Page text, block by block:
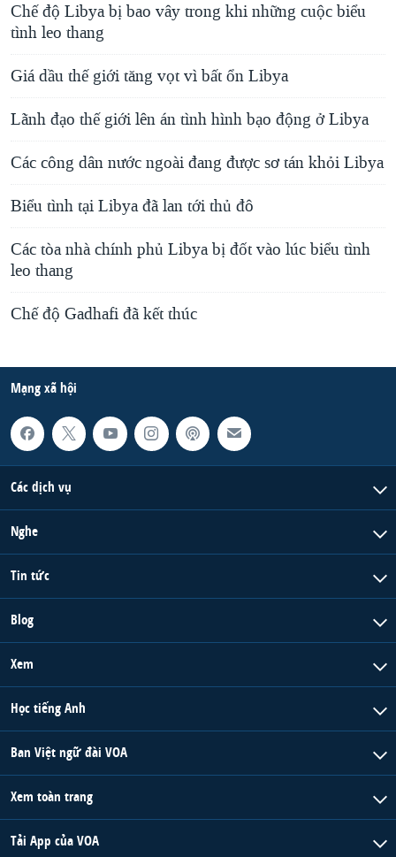
Chế độ Libya bị bao vây trong khi những cuộc biểu
tình leo thang
Giá dầu thế giới tăng vọt vì bất ổn Libya
Lãnh đạo thế giới lên án tình hình bạo động ở Libya
Các công dân nước ngoài đang được sơ tán khỏi Libya
Biểu tình tại Libya đã lan tới thủ đô
Các tòa nhà chính phủ Libya bị đốt vào lúc biểu tình
leo thang
Chế độ Gadhafi đã kết thúc
Mạng xã hội
Các dịch vụ
Nghe
Tin tức
Blog
Xem
Học tiếng Anh
Ban Việt ngữ đài VOA
Xem toàn trang
Tải App của VOA